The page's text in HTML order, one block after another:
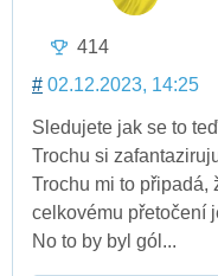
414
# 02.12.2023, 14:25
Sledujete jak se to
Trochu si
Trochu mi to připadá,
celkovému přetočení
No to by byl gól...